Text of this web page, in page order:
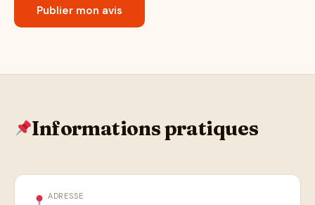
Informations pratiques
ADRESSE